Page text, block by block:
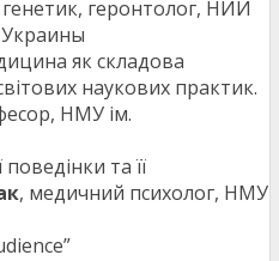
генетик, геронтолог, НИИ
як складова
наукових практик.
НМУ ім.
та її
, медичний психолог, НМУ